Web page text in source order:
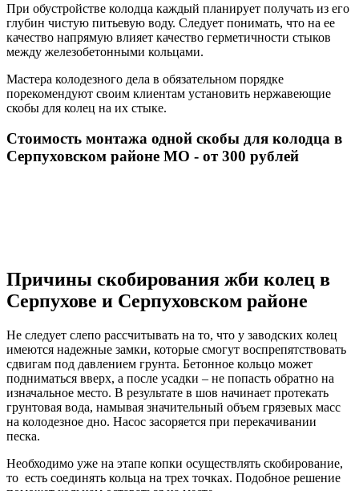
При обустройстве колодца каждый планирует получать из его
глубин чистую питьевую воду. Следует понимать, что на ее
качество напрямую влияет качество герметичности стыков
между железобетонными кольцами.
Мастера колодезного дела в обязательном порядке
порекомендуют своим клиентам установить нержавеющие
скобы для колец на их стыке.
Стоимость монтажа одной скобы для колодца в
Серпуховском районе МО - от 300 рублей
Причины скобирования жби колец в
Серпухове и Серпуховском районе
Не следует слепо рассчитывать на то, что у заводских колец
имеются надежные замки, которые смогут воспрепятствовать
сдвигам под давлением грунта. Бетонное кольцо может
подниматься вверх, а после усадки – не попасть обратно на
изначальное место. В результате в шов начинает протекать
грунтовая вода, намывая значительный объем грязевых масс
на колодезное дно. Насос засоряется при перекачивании
песка.
Необходимо уже на этапе копки осуществлять скобирование,
то есть соединять кольца на трех точках. Подобное решение